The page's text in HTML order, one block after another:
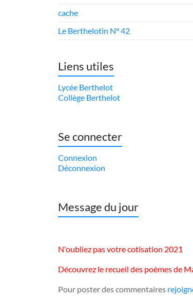
cache
Le Berthelotin N° 42
Liens utiles
Lycée Berthelot
Collège Berthelot
Se connecter
Connexion
Déconnexion
Message du jour
N'oubliez pas votre cotisation 2021
Découvrez le recueil des poèmes de
Pour poster des commentaires